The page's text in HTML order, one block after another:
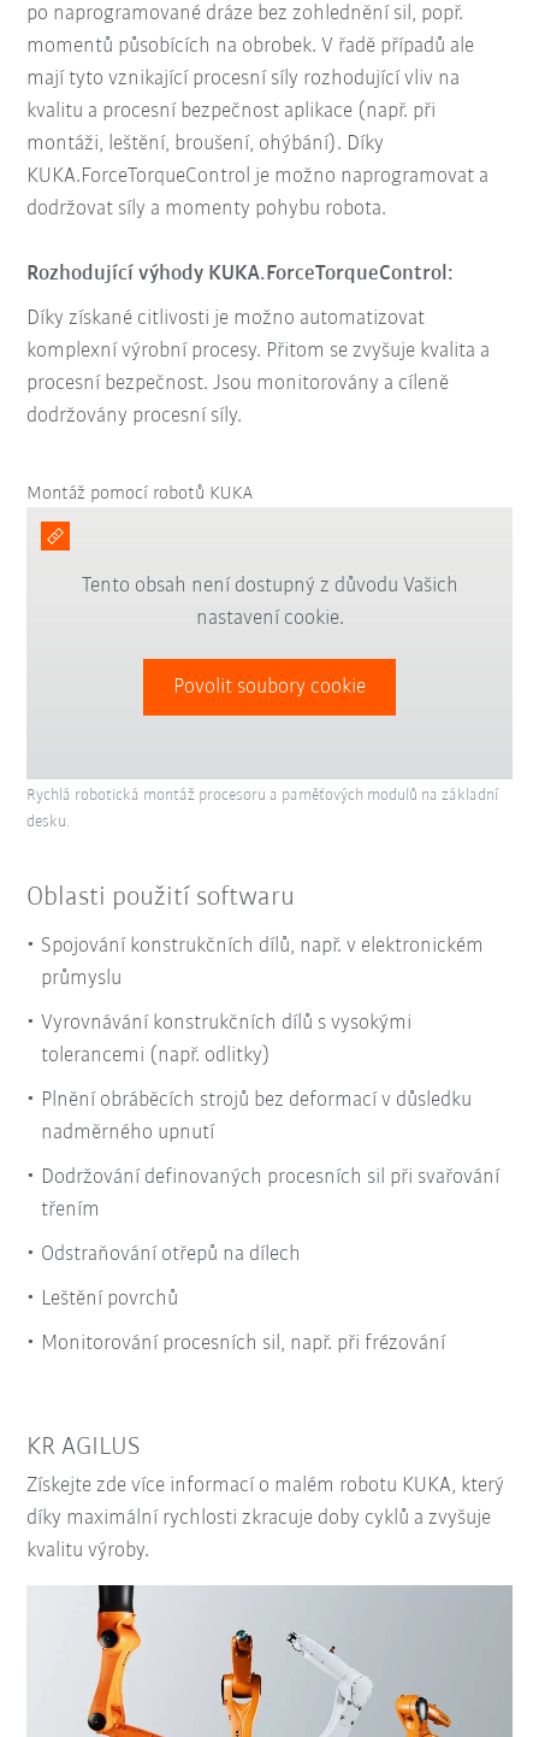
po naprogramované dráze bez zohlednění sil, popř.
momentů působících na obrobek. V řadě případů ale
mají tyto vznikající procesní síly rozhodující vliv na
kvalitu a procesní bezpečnost aplikace (např. při
montáži, leštění, broušení, ohýbání). Díky
KUKA.ForceTorqueControl je možno naprogramovat a
dodržovat síly a momenty pohybu robota.
Rozhodující výhody KUKA.ForceTorqueControl:
Díky získané citlivosti je možno automatizovat
komplexní výrobní procesy. Přitom se zvyšuje kvalita a
procesní bezpečnost. Jsou monitorovány a cíleně
dodržovány procesní síly.
Montáž pomocí robotů KUKA
Tento obsah není dostupný z důvodu Vašich
nastavení cookie.
Povolit soubory cookie
Rychlá robotická montáž procesoru a paměťových modulů na základní
desku.
Oblasti použití softwaru
Spojování konstrukčních dílů, např. v elektronickém
průmyslu
Vyrovnávání konstrukčních dílů s vysokými
tolerancemi (např. odlitky)
Plnění obráběcích strojů bez deformací v důsledku
nadměrného upnutí
Dodržování definovaných procesních sil při svařování
třením
Odstraňování otřepů na dílech
Leštění povrchů
Monitorování procesních sil, např. při frézování
KR AGILUS
Získejte zde více informací o malém robotu KUKA, který
díky maximální rychlosti zkracuje doby cyklů a zvyšuje
kvalitu výroby.